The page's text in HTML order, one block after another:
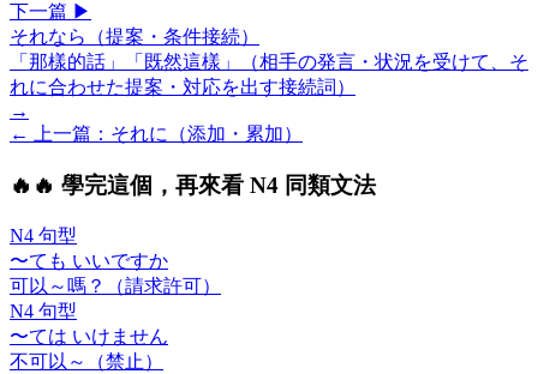
下一篇 ▶
それなら（提案・条件接続）
「那樣的話」「既然這樣」（相手の発言・状況を受けて、そ
れに合わせた提案・対応を出す接続詞）
→
← 上一篇 ： それに（添加・累加）
🔥 🔥 學完這個，再來看 N4 同類文法
N4 句型
〜ても いいですか
可以～嗎？（請求許可）
N4 句型
〜ては いけません
不可以～（禁止）